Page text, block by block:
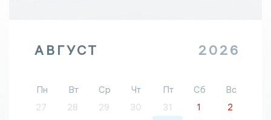
АВГУСТ 2026
Пн Вт Ср Чт Пт Сб
Вс
27
28 29 30 31 1
2